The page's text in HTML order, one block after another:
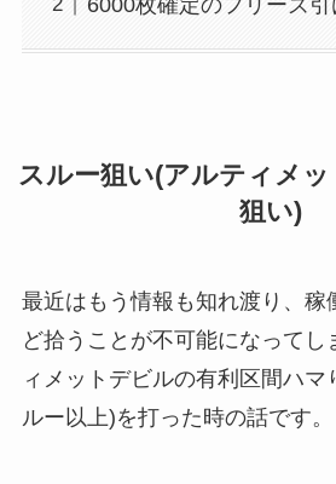
スルー狙い(アルティメ
狙い)
最近はもう情報も知れ渡り、稼
ど拾うことが不可能になってし
ィメットデビルの有利区間ハマ
ルー以上)を打った時の話です。